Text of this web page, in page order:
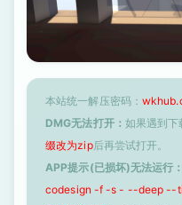
本站统一解压密码：
DMG无法打开： 如果遇到
缀改为zip后再尝试打开。
APP提示(已损坏)无法运行：
codesign -f -s - --deep --